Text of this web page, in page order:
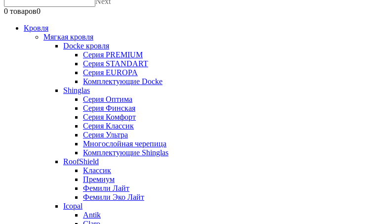
0 товаров0
Кровля
Мягкая кровля
Docke кровля
Серия PREMIUM
Серия STANDART
Серия EUROPA
Комплектующие Docke
Shinglas
Серия Оптима
Серия Финская
Серия Комфорт
Серия Классик
Серия Ультра
Многослойная черепица
Комплектующие Shinglas
RoofShield
Классик
Премиум
Фемили Лайт
Фемили Эко Лайт
Icopal
Antik